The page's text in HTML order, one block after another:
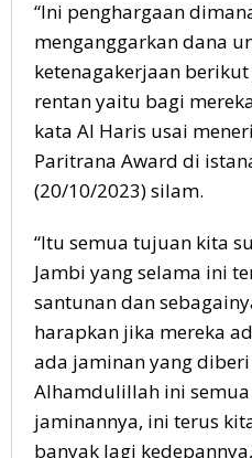
“Ini penghargaan
menganggarkan dana
ketenagakerjaan
rentan yaitu bagi
kata Al Haris usai
Paritrana Award di
(20/10/2023) silam.
“Itu semua tujuan kita
Jambi yang selama ini
santunan dan
harapkan jika mereka
ada jaminan yang
Alhamdulillah ini
jaminannya, ini terus
banyak lagi